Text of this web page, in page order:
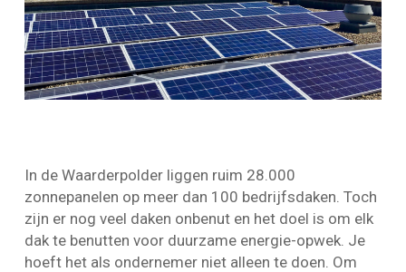
In de Waarderpolder liggen ruim 28.000
zonnepanelen op meer dan 100 bedrijfsdaken. Toch
zijn er nog veel daken onbenut en het doel is om elk
dak te benutten voor duurzame energie-opwek. Je
hoeft het als ondernemer niet alleen te doen. Om